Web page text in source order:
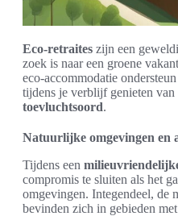
Eco-retraites zijn een
zoek is naar een groene
eco-accommodatie
tijdens je verblijf genieten van
toevluchtsoord.
Natuurlijke omgevingen en
Tijdens een
compromis te sluiten als het
omgevingen. Integendeel, de
bevinden zich in gebieden